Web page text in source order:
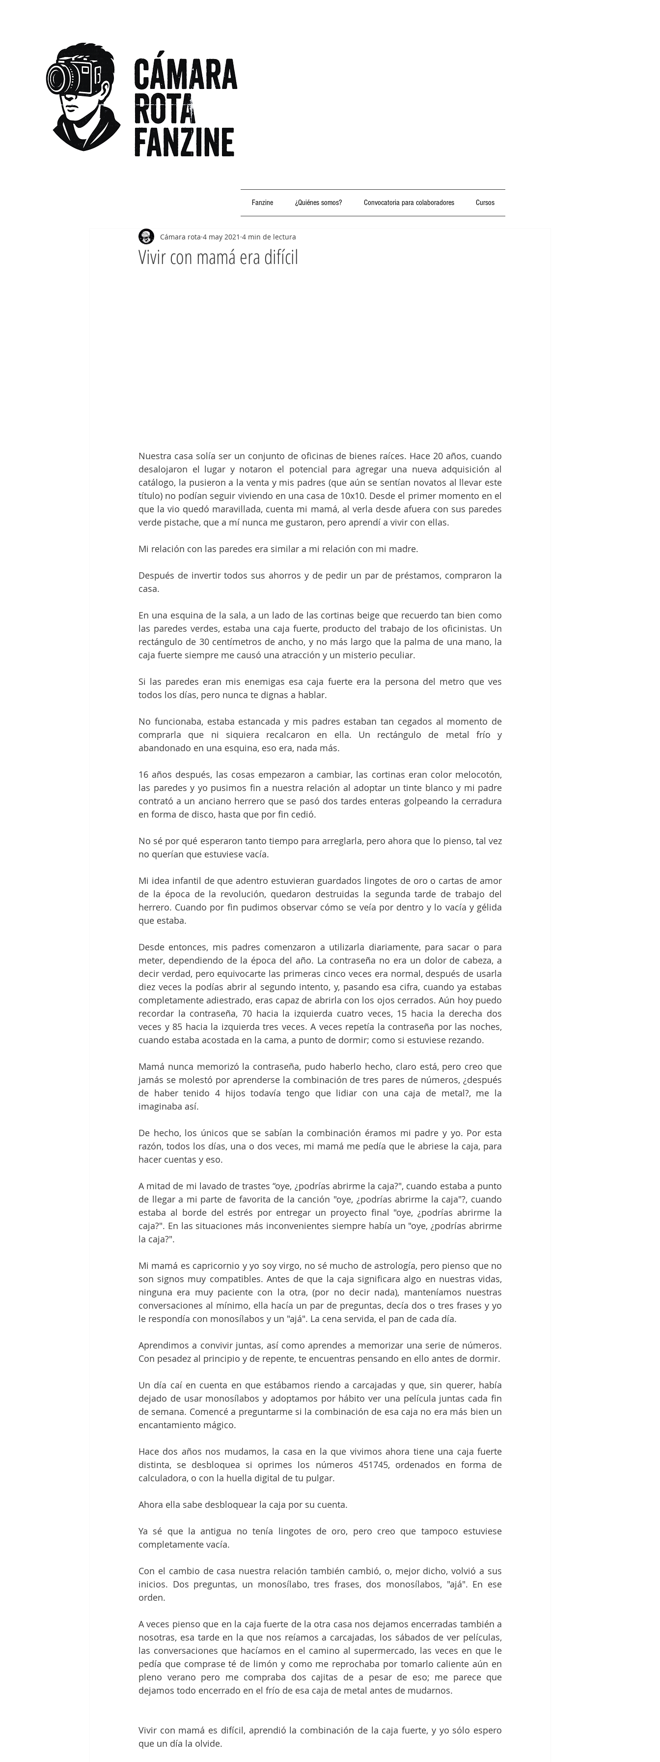
Fanzine ¿Quiénes somos? Convocatoria para colaboradores Cursos
Vivir con mamá era difícil
Cámara rota 4 may 2021 4 min de lectura
Nuestra casa solía ser un conjunto de oficinas de bienes raíces. Hace 20 años, cuando
desalojaron el lugar y notaron el potencial para agregar una nueva adquisición al
catálogo, la pusieron a la venta y mis padres (que aún se sentían novatos al llevar este
título) no podían seguir viviendo en una casa de 10x10. Desde el primer momento en el
que la vio quedó maravillada, cuenta mi mamá, al verla desde afuera con sus paredes
verde pistache, que a mí nunca me gustaron, pero aprendí a vivir con ellas.
Mi relación con las paredes era similar a mi relación con mi madre.
Después de invertir todos sus ahorros y de pedir un par de préstamos, compraron la
casa.
En una esquina de la sala, a un lado de las cortinas beige que recuerdo tan bien como
las paredes verdes, estaba una caja fuerte, producto del trabajo de los oficinistas. Un
rectángulo de 30 centímetros de ancho, y no más largo que la palma de una mano, la
caja fuerte siempre me causó una atracción y un misterio peculiar.
Si las paredes eran mis enemigas esa caja fuerte era la persona del metro que ves
todos los días, pero nunca te dignas a hablar.
No funcionaba, estaba estancada y mis padres estaban tan cegados al momento de
comprarla que ni siquiera recalcaron en ella. Un rectángulo de metal frío y
abandonado en una esquina, eso era, nada más.
16 años después, las cosas empezaron a cambiar, las cortinas eran color melocotón,
las paredes y yo pusimos fin a nuestra relación al adoptar un tinte blanco y mi padre
contrató a un anciano herrero que se pasó dos tardes enteras golpeando la cerradura
en forma de disco, hasta que por fin cedió.
No sé por qué esperaron tanto tiempo para arreglarla, pero ahora que lo pienso, tal vez
no querían que estuviese vacía.
Mi idea infantil de que adentro estuvieran guardados lingotes de oro o cartas de amor
de la época de la revolución, quedaron destruidas la segunda tarde de trabajo del
herrero. Cuando por fin pudimos observar cómo se veía por dentro y lo vacía y gélida
que estaba.
Desde entonces, mis padres comenzaron a utilizarla diariamente, para sacar o para
meter, dependiendo de la época del año. La contraseña no era un dolor de cabeza, a
decir verdad, pero equivocarte las primeras cinco veces era normal, después de usarla
diez veces la podías abrir al segundo intento, y, pasando esa cifra, cuando ya estabas
completamente adiestrado, eras capaz de abrirla con los ojos cerrados. Aún hoy puedo
recordar la contraseña, 70 hacia la izquierda cuatro veces, 15 hacia la derecha dos
veces y 85 hacia la izquierda tres veces. A veces repetía la contraseña por las noches,
cuando estaba acostada en la cama, a punto de dormir; como si estuviese rezando.
Mamá nunca memorizó la contraseña, pudo haberlo hecho, claro está, pero creo que
jamás se molestó por aprenderse la combinación de tres pares de números, ¿después
de haber tenido 4 hijos todavía tengo que lidiar con una caja de metal?, me la
imaginaba así.
De hecho, los únicos que se sabían la combinación éramos mi padre y yo. Por esta
razón, todos los días, una o dos veces, mi mamá me pedía que le abriese la caja, para
hacer cuentas y eso.
A mitad de mi lavado de trastes “oye, ¿podrías abrirme la caja?", cuando estaba a punto
de llegar a mi parte de favorita de la canción "oye, ¿podrías abrirme la caja"?, cuando
estaba al borde del estrés por entregar un proyecto final "oye, ¿podrías abrirme la
caja?". En las situaciones más inconvenientes siempre había un "oye, ¿podrías abrirme
la caja?".
Mi mamá es capricornio y yo soy virgo, no sé mucho de astrología, pero pienso que no
son signos muy compatibles. Antes de que la caja significara algo en nuestras vidas,
ninguna era muy paciente con la otra, (por no decir nada), manteníamos nuestras
conversaciones al mínimo, ella hacía un par de preguntas, decía dos o tres frases y yo
le respondía con monosílabos y un "ajá". La cena servida, el pan de cada día.
Aprendimos a convivir juntas, así como aprendes a memorizar una serie de números.
Con pesadez al principio y de repente, te encuentras pensando en ello antes de dormir.
Un día caí en cuenta en que estábamos riendo a carcajadas y que, sin querer, había
dejado de usar monosílabos y adoptamos por hábito ver una película juntas cada fin
de semana. Comencé a preguntarme si la combinación de esa caja no era más bien un
encantamiento mágico.
Hace dos años nos mudamos, la casa en la que vivimos ahora tiene una caja fuerte
distinta, se desbloquea si oprimes los números 451745, ordenados en forma de
calculadora, o con la huella digital de tu pulgar.
Ahora ella sabe desbloquear la caja por su cuenta.
Ya sé que la antigua no tenía lingotes de oro, pero creo que tampoco estuviese
completamente vacía.
Con el cambio de casa nuestra relación también cambió, o, mejor dicho, volvió a sus
inicios. Dos preguntas, un monosílabo, tres frases, dos monosílabos, "ajá". En ese
orden.
A veces pienso que en la caja fuerte de la otra casa nos dejamos encerradas también a
nosotras, esa tarde en la que nos reíamos a carcajadas, los sábados de ver películas,
las conversaciones que hacíamos en el camino al supermercado, las veces en que le
pedía que comprase té de limón y como me reprochaba por tomarlo caliente aún en
pleno verano pero me compraba dos cajitas de a pesar de eso; me parece que
dejamos todo encerrado en el frío de esa caja de metal antes de mudarnos.
Vivir con mamá es difícil, aprendió la combinación de la caja fuerte, y yo sólo espero
que un día la olvide.